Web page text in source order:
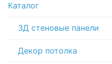
Каталог
3Д стеновые панели
Декор потолка